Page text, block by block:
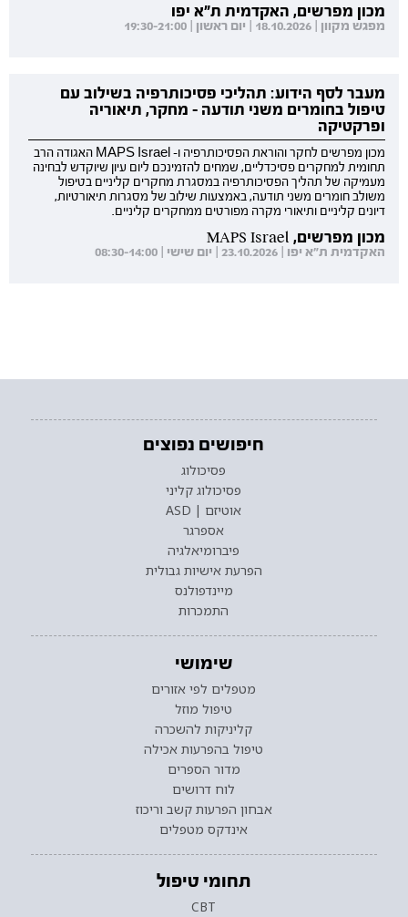
מכון מפרשים, האקדמית ת"א יפו
מפגש מקוון | 18.10.2026 | יום ראשון | 19:30-21:00
מעבר לסף הידוע: תהליכי פסיכותרפיה בשילוב עם
טיפול בחומרים משני תודעה - מחקר, תיאוריה
ופרקטיקה
מכון מפרשים לחקר והוראת הפסיכותרפיה ו- MAPS Israel האגודה הרב
תחומית למחקרים פסיכדליים, שמחים להזמינכם ליום עיון שיוקדש לבחינה
מעמיקה של תהליך הפסיכותרפיה במסגרת מחקרים קליניים בטיפול
משולב חומרים משני תודעה, באמצעות שילוב של מסגרות תיאורטיות,
דיונים קליניים ותיאורי מקרה מפורטים ממחקרים קליניים.
מכון מפרשים, MAPS Israel
האקדמית ת"א יפו | 23.10.2026 | יום שישי | 08:30-14:00
חיפושים נפוצים
פסיכולוג
פסיכולוג קליני
אוטיזם | ASD
אספרגר
פיברומיאלגיה
הפרעת אישיות גבולית
מיינדפולנס
התמכרות
שימושי
מטפלים לפי אזורים
טיפול מוזל
קליניקות להשכרה
טיפול בהפרעות אכילה
מדור הספרים
לוח דרושים
אבחון הפרעות קשב וריכוז
אינדקס מטפלים
תחומי טיפול
CBT